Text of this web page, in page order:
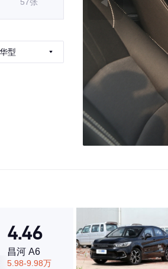
型
同级车
4.46
昌河 A6
5.98-9.98万